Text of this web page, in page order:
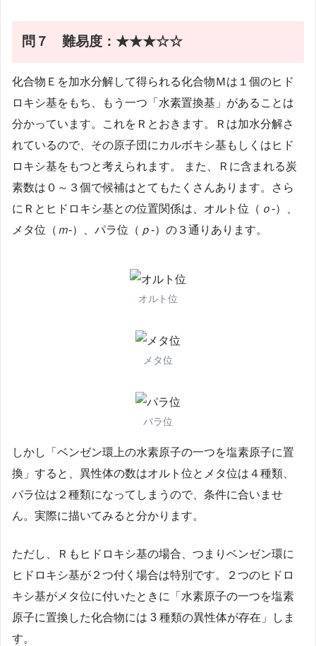
問７難易度：★★★☆☆
化合物Ｅを加水分解して得られる化合物Ｍは１個のヒド
ロキシ基をもち、もう一つ「水素置換基」があることは
分かっています。これをＲとおきます。Ｒは加水分解さ
れているので、その原子団にカルボキシ基もしくはヒド
ロキシ基をもつと考えられます。 また、Ｒに含まれる炭
素数は０～３個で候補はとてもたくさんあります。さら
にＲとヒドロキシ基との位置関係は、オルト位（ ｏ-）、
メタ位（ ｍ-）、パラ位（ ｐ-）の３通りあります。
オルト位
メタ位
パラ位
しかし「ベンゼン環上の水素原子の一つを塩素原子に置
換」すると、異性体の数はオルト位とメタ位は４種類、
パラ位は２種類になってしまうので、条件に合いませ
ん。実際に描いてみると分かります。
ただし、Ｒもヒドロキシ基の場合、つまりベンゼン環に
ヒドロキシ基が２つ付く場合は特別です。２つのヒドロ
キシ基がメタ位に付いたときに「水素原子の一つを塩素
原子に置換した化合物には 3 種類の異性体が存在」しま
す。